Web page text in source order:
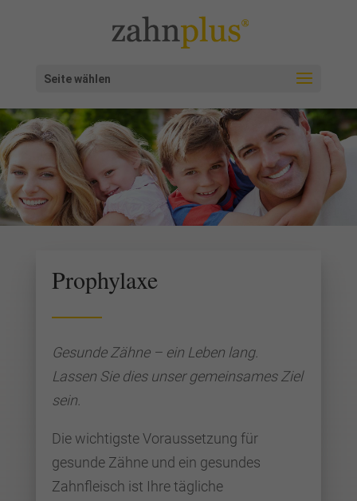
Seite wählen
Prophylaxe
Gesunde Zähne – ein Leben lang.
Lassen Sie dies unser gemeinsames Ziel
sein.
Die wichtigste Voraussetzung für
gesunde Zähne und ein gesundes
Zahnfleisch ist Ihre tägliche